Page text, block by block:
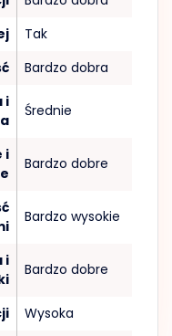
Tak
Bardzo dobra
i
Średnie
i
Bardzo dobre
Bardzo wysokie
i
Bardzo dobre
Wysoka